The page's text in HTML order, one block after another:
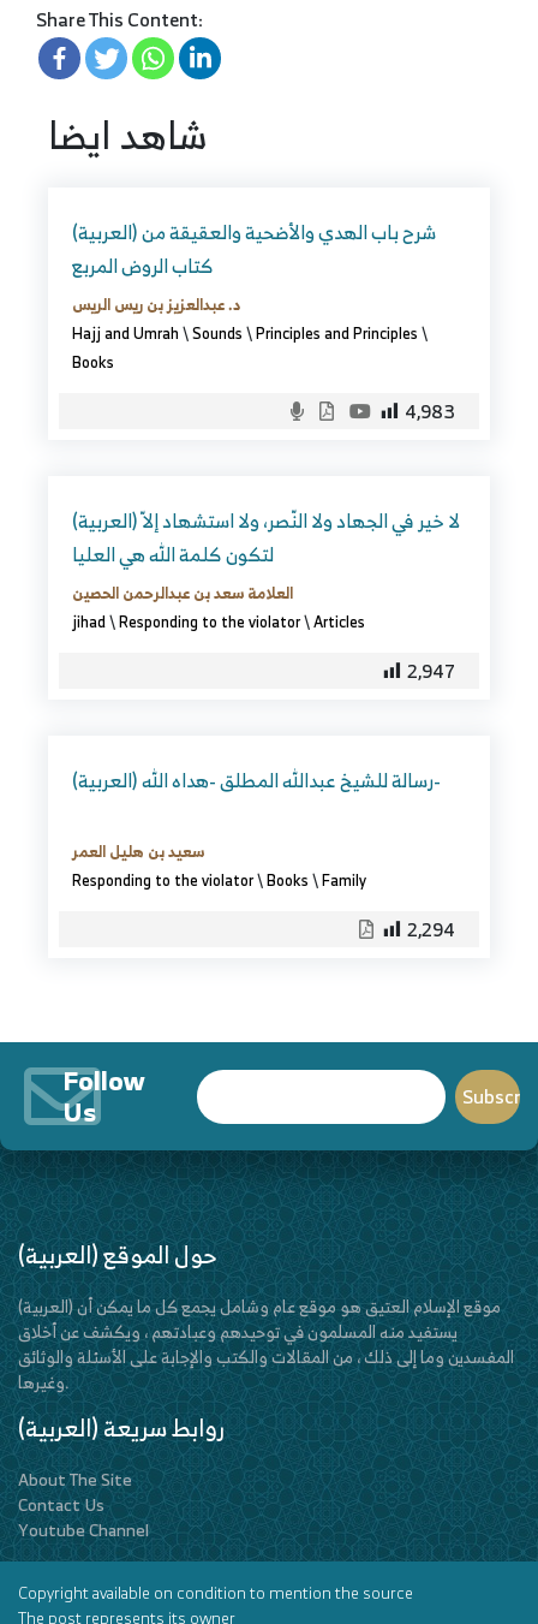
Share This Content:
شاهد ايضا
(العربية) شرح باب الهدي والأضحية والعقيقة من
كتاب الروض المربع
د. عبدالعزيز بن ريس الريس
Hajj and Umrah\Sounds\Principles and Principles\
Books
4,983
(العربية) لا خير في الجهاد ولا النّصر، ولا استشهاد إلاّ
لتكون كلمة الله هي العليا
العلامة سعد بن عبدالرحمن الحصين
jihad\Responding to the violator\Articles
2,947
(العربية) رسالة للشيخ عبدالله المطلق -هداه الله-
سعيد بن هليل العمر
Responding to the violator\Books\Family
2,294
Follow
Us
(العربية) حول الموقع
(العربية) موقع الإسلام العتيق هو موقع عام وشامل يجمع كل ما يمكن أن
يستفيد منه المسلمون في توحيدهم وعبادتهم ، ويكشف عن أخلاق
المفسدين وما إلى ذلك ، من المقالات والكتب والإجابة على الأسئلة والوثائق
وغيرها.
(العربية) روابط سريعة
About The Site
Contact Us
Youtube Channel
Copyright available on condition to mention the source
The post represents its owner